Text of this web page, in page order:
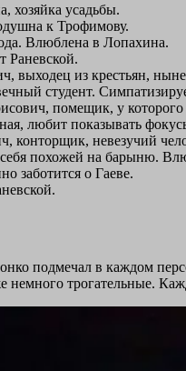
хозяйка усадьбы.
к Трофимову.
Влюблена в Лопахина.
Раневской.
выходец из крестьян,
студент.
помещик, у которого
любит показывать
конторщик, невезучий
похожей на барыню.
заботится о Гаеве.
подмечал в каждом
немного трогательные.